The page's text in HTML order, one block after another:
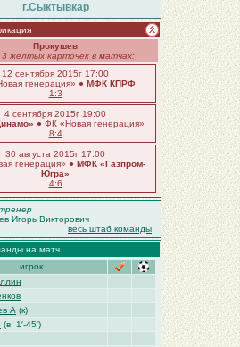
г.Сыктывкар
Прокушев
3 желтых карточек в матчах:
12 сентября 2015г 17:00
генерация» ● МФК КПРФ
1:3
4 сентября 2015г 19:00
● ФК «Новая генерация»
8:4
30 августа 2015г 17:00
генерация» ● МФК «Газпром-
Югра»
4:6
Игорь Викторович
весь штаб команды
на матч
игрок
А (к)
(в: 1′-45′)